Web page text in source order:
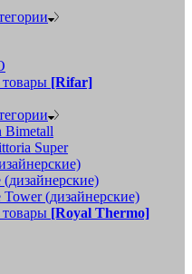
товары [Rifar]
Bimetall
Super
(дизайнерские)
Tower (дизайнерские)
товары [Royal Thermo]